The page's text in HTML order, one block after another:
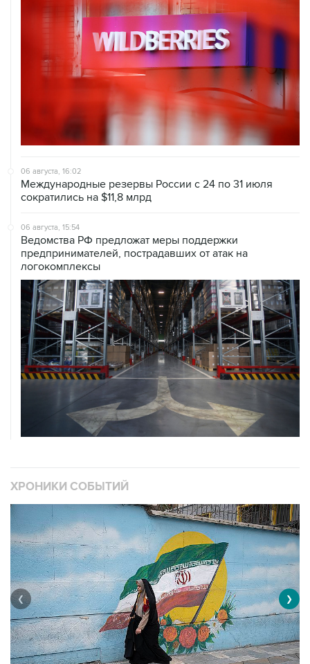
06 августа, 16:02
Международные резервы России с 24 по 31 июля
сократились на $11,8 млрд
06 августа, 15:54
Ведомства РФ предложат меры поддержки
предпринимателей, пострадавших от атак на
логокомплексы
ХРОНИКИ СОБЫТИЙ
❮ ❯